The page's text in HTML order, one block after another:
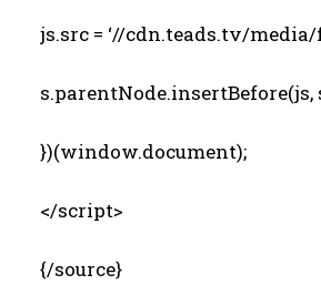
js.src = ‘//cdn.teads.tv/media/
s.parentNode.insertBefore(js,
})(window.document);
</script>
{/source}